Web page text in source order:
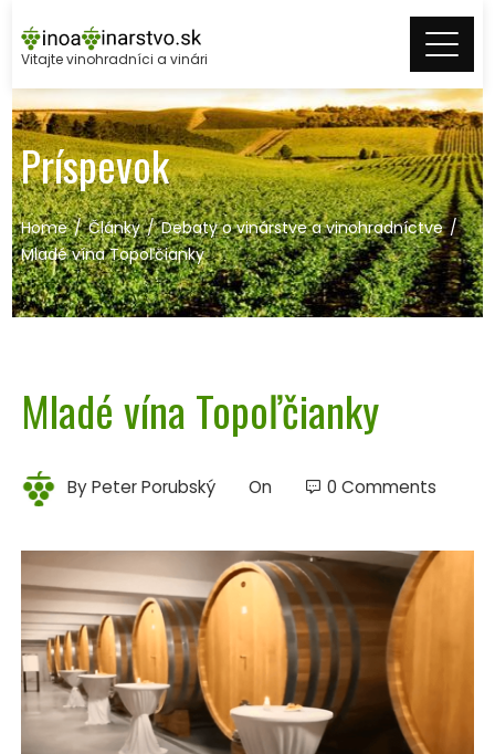
to
content
Vitajte vinohradníci a vinári
Príspevok
Home Články
Debaty o vinárstve a vinohradníctve
Mladé vína Topoľčianky
Mladé vína Topoľčianky
ByPeter Porubský On 0 Comments